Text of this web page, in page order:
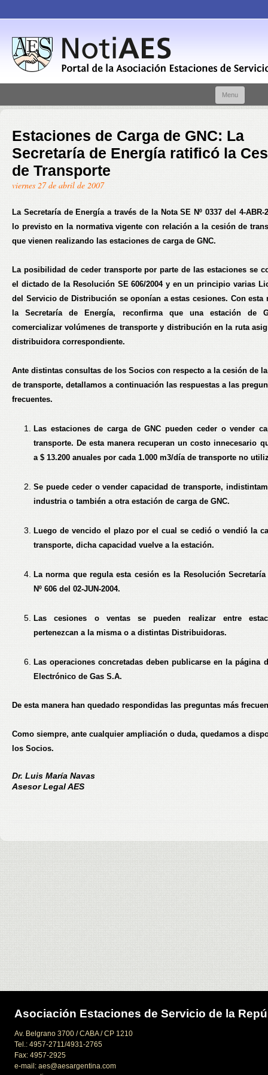
Menu
Estaciones de Carga de GNC: La
Secretaría de Energía ratificó la
de Transporte
viernes 27 de abril de 2007
La Secretaría de Energía a través de la Nota SE Nº 0337 del 4-ABR-
lo previsto en la normativa vigente con relación a la cesión de
que vienen realizando las estaciones de carga de GNC.
La posibilidad de ceder transporte por parte de las estaciones se
el dictado de la Resolución SE 606/2004 y en un principio varias
del Servicio de Distribución se oponían a estas cesiones. Con esta
la Secretaría de Energía, reconfirma que una estación de
comercializar volúmenes de transporte y distribución en la ruta
distribuidora correspondiente.
Ante distintas consultas de los Socios con respecto a la cesión de
de transporte, detallamos a continuación las respuestas a las
frecuentes.
Las estaciones de carga de GNC pueden ceder o vender
transporte. De esta manera recuperan un costo innecesario
a $ 13.200 anuales por cada 1.000 m3/día de transporte no
Se puede ceder o vender capacidad de transporte,
industria o también a otra estación de carga de GNC.
Luego de vencido el plazo por el cual se cedió o vendió la
transporte, dicha capacidad vuelve a la estación.
La norma que regula esta cesión es la Resolución
Nº 606 del 02-JUN-2004.
Las cesiones o ventas se pueden realizar entre
pertenezcan a la misma o a distintas Distribuidoras.
Las operaciones concretadas deben publicarse en la página
Electrónico de Gas S.A.
De esta manera han quedado respondidas las preguntas más
Como siempre, ante cualquier ampliación o duda, quedamos a
los Socios.
Dr. Luis María Navas
Asesor Legal AES
Asociación Estaciones de Servicio de la
Av. Belgrano 3700 / CABA / CP 1210
Tel.: 4957-2711/4931-2765
Fax: 4957-2925
e-mail: aes@aesargentina.com